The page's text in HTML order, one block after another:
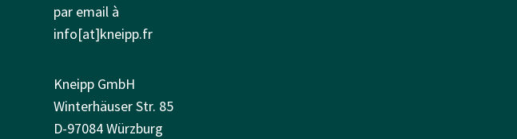
par email à
info[at]kneipp.fr
Kneipp GmbH
Winterhäuser Str. 85
D-97084 Würzburg